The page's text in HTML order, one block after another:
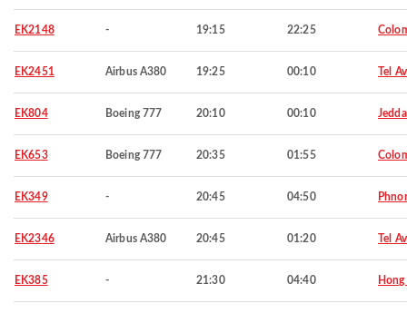
EK2148 - 19:15 22:25
EK2451 Airbus A380 19:25 00:10 Tel
EK804 Boeing 777 20:10 00:10
EK653 Boeing 777 20:35 01:55
EK349 - 20:45 04:50
EK2346 Airbus A380 20:45 01:20 Tel
EK385 - 21:30 04:40